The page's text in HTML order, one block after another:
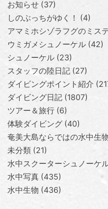
お知らせ 37
しのぶっちがゆく！
4
アマミホシゾラフグのミス
ウミガメシュノーケル 42
シュノーケル 23
スタッフの陸日記 27
ダイビングポイント紹介
ダイビング日記 1807
ツアー＆旅行 6
体験ダイビング 40
奄美大島ならではの水中生
未分類 21
水中スクーターシュノーケ
水中写真 435
水中生物 436